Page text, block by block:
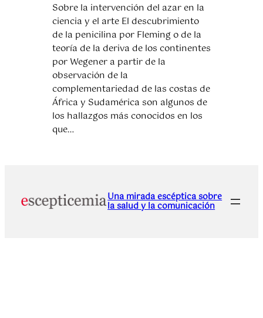
Sobre la intervención del azar en la
ciencia y el arte El descubrimiento
de la penicilina por Fleming o de la
teoría de la deriva de los continentes
por Wegener a partir de la
observación de la
complementariedad de las costas de
África y Sudamérica son algunos de
los hallazgos más conocidos en los
que…
Una mirada escéptica sobre
la salud y la comunicación